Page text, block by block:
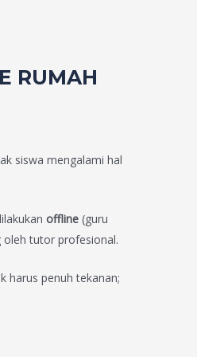
RUMAH
siswa mengalami hal
offline (guru
tutor profesional.
harus penuh tekanan;